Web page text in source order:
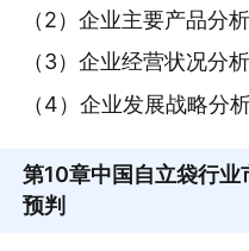
（2）企业主要产品分析
（3）企业经营状况分析
（4）企业发展战略分
第10章中国自立袋行业
预判